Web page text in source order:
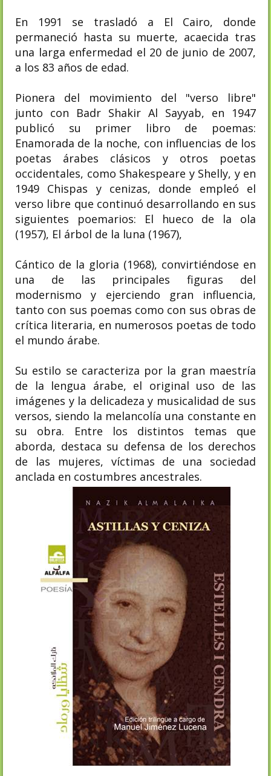
En 1991 se trasladó a El Cairo, donde
permaneció hasta su muerte, acaecida tras
una larga enfermedad el 20 de junio de 2007,
a los 83 años de edad.
Pionera del movimiento del "verso libre"
junto con Badr Shakir Al Sayyab, en 1947
publicó su primer libro de poemas:
Enamorada de la noche, con influencias de los
poetas árabes clásicos y otros poetas
occidentales, como Shakespeare y Shelly, y en
1949 Chispas y cenizas, donde empleó el
verso libre que continuó desarrollando en sus
siguientes poemarios: El hueco de la ola
(1957), El árbol de la luna (1967),
Cántico de la gloria (1968), convirtiéndose en
una de las principales figuras del
modernismo y ejerciendo gran influencia,
tanto con sus poemas como con sus obras de
crítica literaria, en numerosos poetas de todo
el mundo árabe.
Su estilo se caracteriza por la gran maestría
de la lengua árabe, el original uso de las
imágenes y la delicadeza y musicalidad de sus
versos, siendo la melancolía una constante en
su obra. Entre los distintos temas que
aborda, destaca su defensa de los derechos
de las mujeres, víctimas de una sociedad
anclada en costumbres ancestrales.